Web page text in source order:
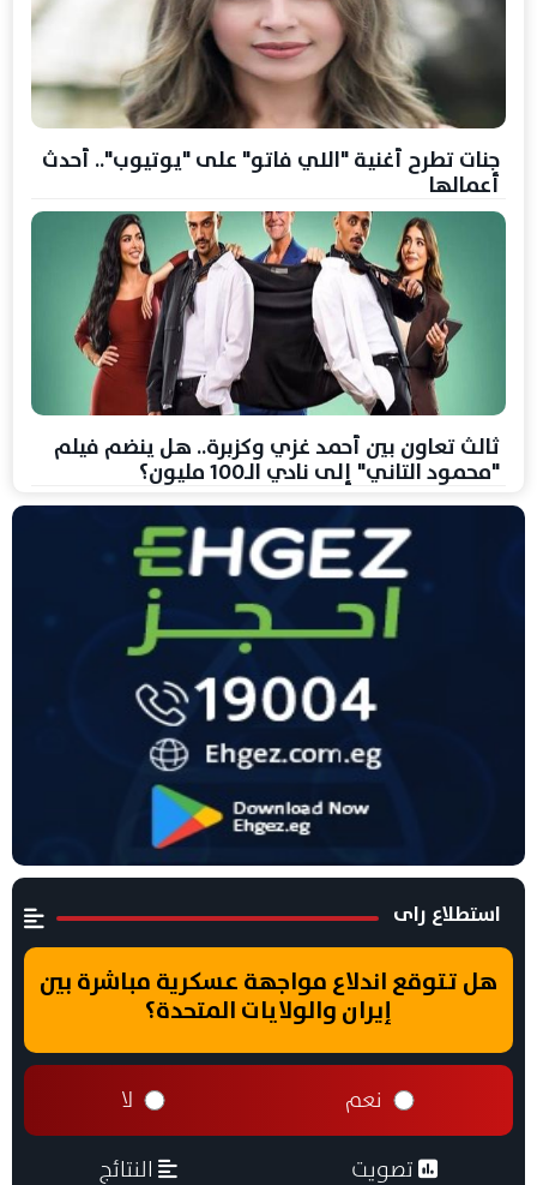
جنات تطرح أغنية "اللي فاتو" على "يوتيوب".. أحدث
أعمالها
ثالث تعاون بين أحمد غزي وكزبرة.. هل ينضم فيلم
"محمود التاني" إلى نادي الـ100 مليون؟
استطلاع راى
هل تتوقع اندلاع مواجهة عسكرية مباشرة بين
إيران والولايات المتحدة؟
نعم لا
تصويت النتائج